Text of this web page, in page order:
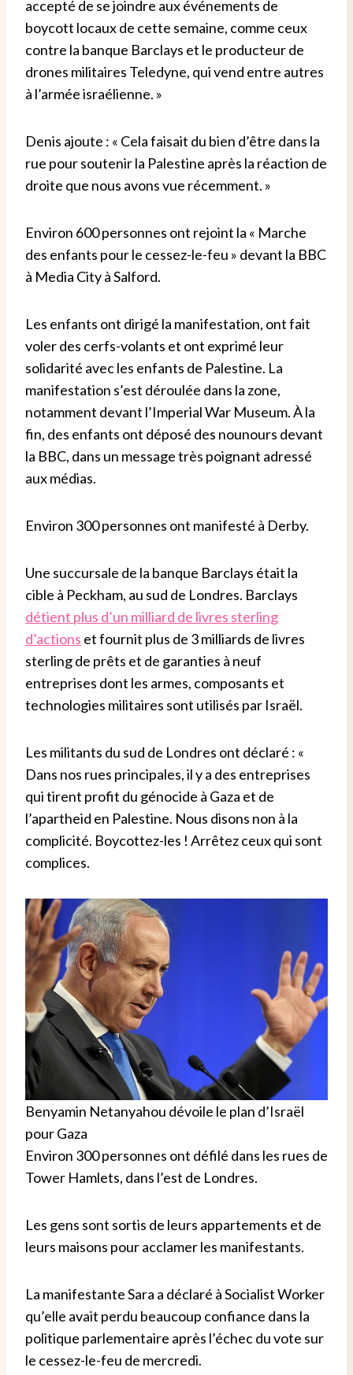
accepté de se joindre aux événements de
boycott locaux de cette semaine, comme ceux
contre la banque Barclays et le producteur de
drones militaires Teledyne, qui vend entre autres
à l’armée israélienne. »
Denis ajoute : « Cela faisait du bien d’être dans la
rue pour soutenir la Palestine après la réaction de
droite que nous avons vue récemment. »
Environ 600 personnes ont rejoint la « Marche
des enfants pour le cessez-le-feu » devant la BBC
à Media City à Salford.
Les enfants ont dirigé la manifestation, ont fait
voler des cerfs-volants et ont exprimé leur
solidarité avec les enfants de Palestine. La
manifestation s’est déroulée dans la zone,
notamment devant l’Imperial War Museum. À la
fin, des enfants ont déposé des nounours devant
la BBC, dans un message très poignant adressé
aux médias.
Environ 300 personnes ont manifesté à Derby.
Une succursale de la banque Barclays était la
cible à Peckham, au sud de Londres. Barclays
détient plus d’un milliard de livres sterling
d’actions et fournit plus de 3 milliards de livres
sterling de prêts et de garanties à neuf
entreprises dont les armes, composants et
technologies militaires sont utilisés par Israël.
Les militants du sud de Londres ont déclaré : «
Dans nos rues principales, il y a des entreprises
qui tirent profit du génocide à Gaza et de
l’apartheid en Palestine. Nous disons non à la
complicité. Boycottez-les ! Arrêtez ceux qui sont
complices.
Benyamin Netanyahou dévoile le plan d’Israël
pour Gaza
Environ 300 personnes ont défilé dans les rues de
Tower Hamlets, dans l’est de Londres.
Les gens sont sortis de leurs appartements et de
leurs maisons pour acclamer les manifestants.
La manifestante Sara a déclaré à Socialist Worker
qu’elle avait perdu beaucoup confiance dans la
politique parlementaire après l’échec du vote sur
le cessez-le-feu de mercredi.